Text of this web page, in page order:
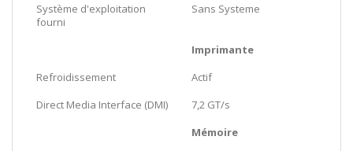
Système d'exploitation
fourni
Sans Systeme
Imprimante
Refroidissement
Actif
Direct Media Interface (DMI)
7,2 GT/s
Mémoire